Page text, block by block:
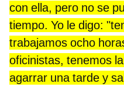
con ella, pero no se
tiempo. Yo le digo:
trabajamos ocho
oficinistas, tenemos
agarrar una tarde y